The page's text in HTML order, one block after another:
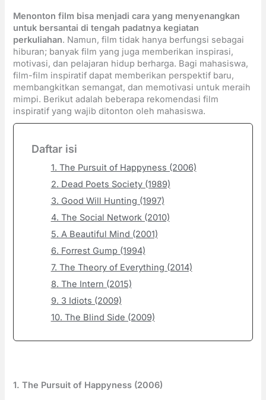
Menonton film bisa menjadi cara yang menyenangkan
untuk bersantai di tengah padatnya kegiatan
perkuliahan. Namun, film tidak hanya berfungsi sebagai
hiburan; banyak film yang juga memberikan inspirasi,
motivasi, dan pelajaran hidup berharga. Bagi mahasiswa,
film-film inspiratif dapat memberikan perspektif baru,
membangkitkan semangat, dan memotivasi untuk meraih
mimpi. Berikut adalah beberapa rekomendasi film
inspiratif yang wajib ditonton oleh mahasiswa.
Daftar isi
1. The Pursuit of Happyness (2006)
2. Dead Poets Society (1989)
3. Good Will Hunting (1997)
4. The Social Network (2010)
5. A Beautiful Mind (2001)
6. Forrest Gump (1994)
7. The Theory of Everything (2014)
8. The Intern (2015)
9. 3 Idiots (2009)
10. The Blind Side (2009)
1. The Pursuit of Happyness (2006)